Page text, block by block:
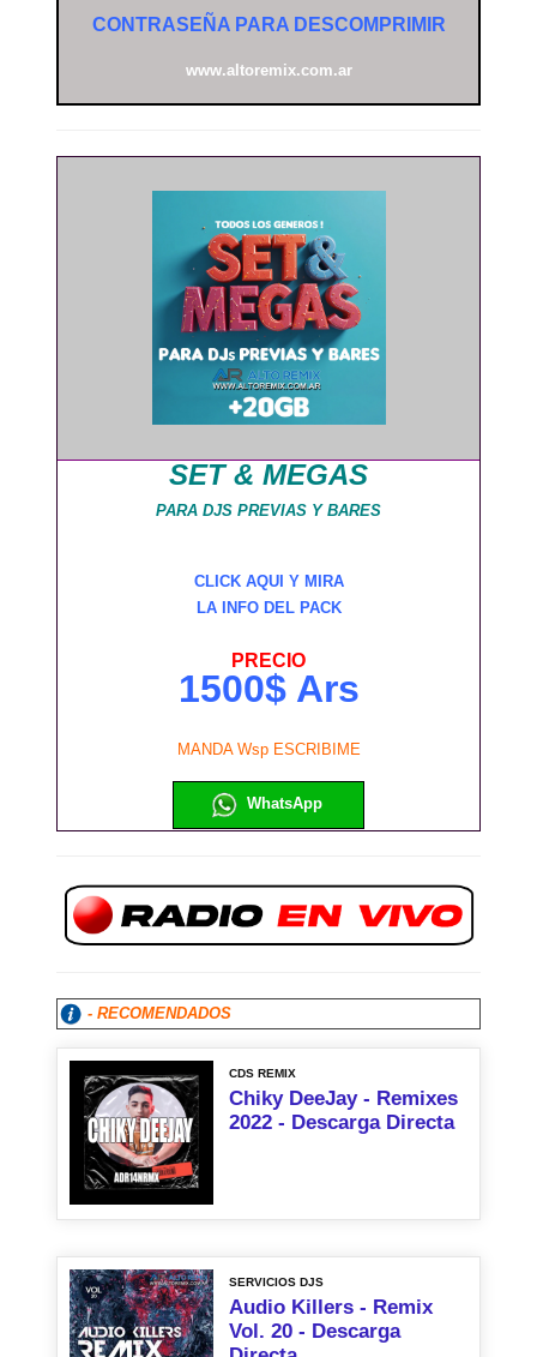
CONTRASEÑA PARA DESCOMPRIMIR
www.altoremix.com.ar
SET & MEGAS
PARA DJS PREVIAS Y BARES
CLICK AQUI Y MIRA
LA INFO DEL PACK
PRECIO
1500$ Ars
MANDA Wsp ESCRIBIME
WhatsApp
- RECOMENDADOS
CDS REMIX
Chiky DeeJay - Remixes
2022 - Descarga Directa
SERVICIOS DJS
Audio Killers - Remix
Vol. 20 - Descarga